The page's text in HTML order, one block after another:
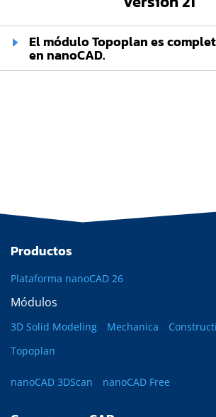
El módulo Topoplan es
en nanoCAD.
Productos
Plataforma nanoCAD 26
Módulos
3D Solid Modeling Mechanica
Topoplan
nanoCAD 3DScan nanoCAD Free